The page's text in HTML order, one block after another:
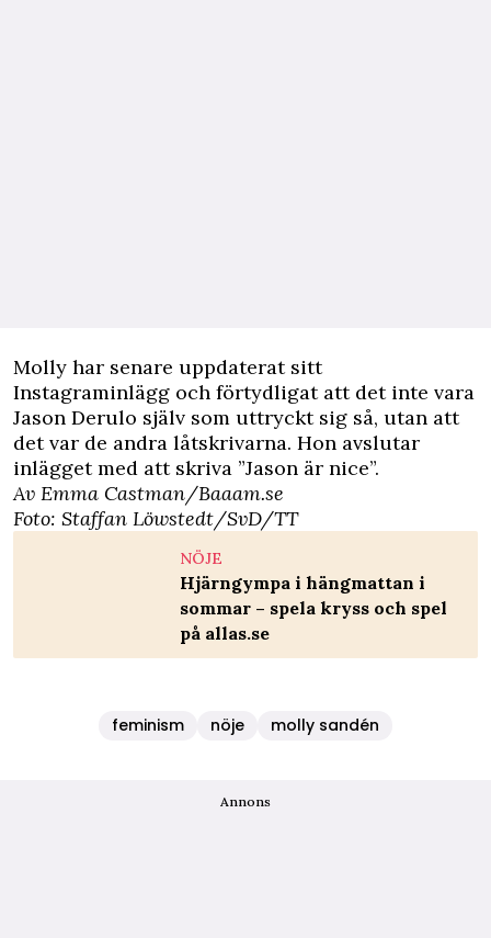
Molly har senare uppdaterat sitt
Instagraminlägg och förtydligat att det inte vara
Jason Derulo själv som uttryckt sig så, utan att
det var de andra låtskrivarna. Hon avslutar
inlägget med att skriva ”Jason är nice”.
Av Emma Castman/Baaam.se
Foto: Staffan Löwstedt/SvD/TT
NÖJE
Hjärngympa i hängmattan i
sommar – spela kryss och spel
på allas.se
feminism nöje molly sandén
Annons